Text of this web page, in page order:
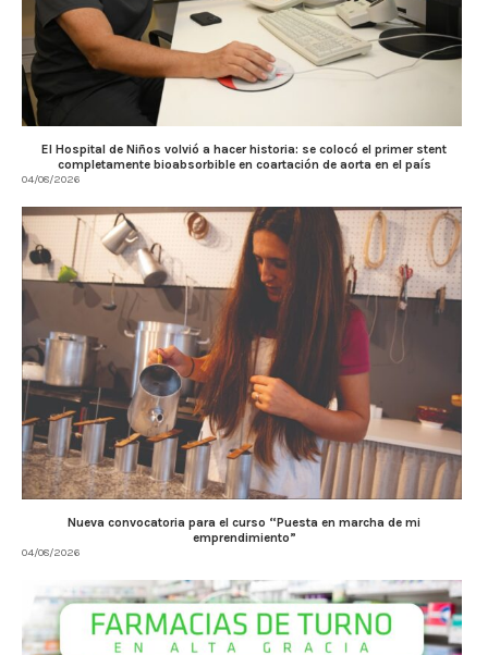
El Hospital de Niños volvió a hacer historia: se colocó el primer stent
completamente bioabsorbible en coartación de aorta en el país
04/08/2026
Nueva convocatoria para el curso “Puesta en marcha de mi
emprendimiento”
04/08/2026